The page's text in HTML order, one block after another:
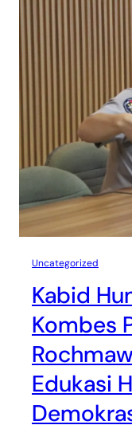
Uncategorized
Kabid
Kombes
Edukasi